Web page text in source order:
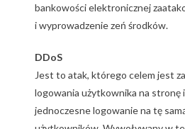
bankowości elektronicznej
i wyprowadzenie zeń środków.
DDoS
Jest to atak, którego celem jest
logowania użytkownika na
jednoczesne logowanie na tę